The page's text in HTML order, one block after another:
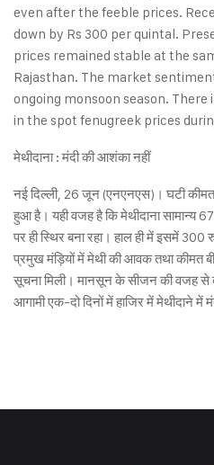
even after the feeble prices.
down by Rs 300 per quintal.
prices remained stable at the
Rajasthan. The market
ongoing monsoon season.
in the spot fenugreek prices
मेथीदाना : मंदी की आशंका नहीं
नई दिल्ली, 26 जून (एनएनएस)। घटी कीमत
हुआ है। यही वजह है कि मेथीदाना सामान्य
पर ही स्थिर बना रहा। हाल ही में इसमें
प्रमुख मंड़ियों में मेथी की आवक तथा कीमत
सूचना मिली। मानसून के सीजन की वजह से
आगामी एक-दो दिनों में हाजिर में मेथीदाने में